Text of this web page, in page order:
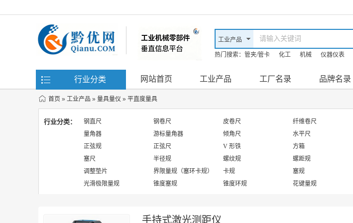
热门搜索： 管夹/管卡 化工 机械 仪器仪表
行业分类 网站首页 工业产品 工厂名录 品牌名录
首页 » 工业产品 » 量具量仪 » 平直度量具
行业分类： 钢直尺 钢卷尺 皮卷尺 纤维卷尺
量角器
游标量角器 倾角尺 水平尺
正弦规
正弦尺 V 形铁 方箱
塞尺
半径规 螺纹规 螺距规
调整垫片
界限量规（塞环卡规） 卡规 塞规
光滑极限量规
锥度塞规 锥度环规 花键量规
手持式激光测距仪